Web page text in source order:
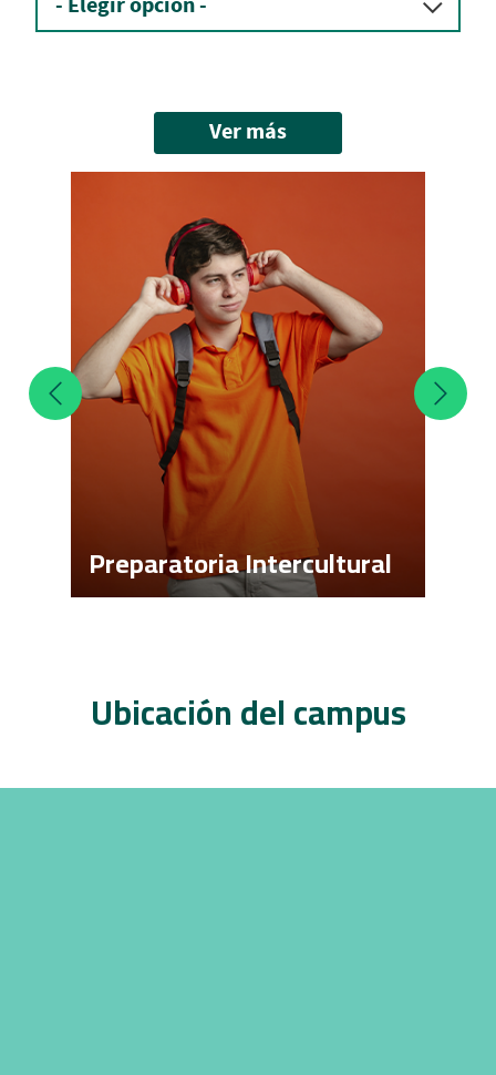
Ver más
Preparatoria Intercultural
Ubicación del campus